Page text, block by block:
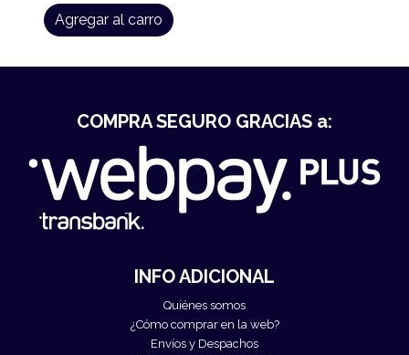
Agregar al carro
INFO ADICIONAL
Quiénes somos
¿Cómo comprar en la web?
Envíos y Despachos
COMPRA SEGURO GRACIAS a: